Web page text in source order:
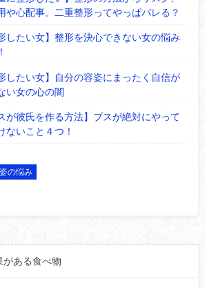
や心配事。二重整形ってやっぱバレる？
したい女】整形を決心できない女の悩み
したい女】自分の容姿にまったく自信が
い女の心の闇
が彼氏を作る方法】ブスが絶対にやって
ないこと４つ！
の悩み
がある食べ物